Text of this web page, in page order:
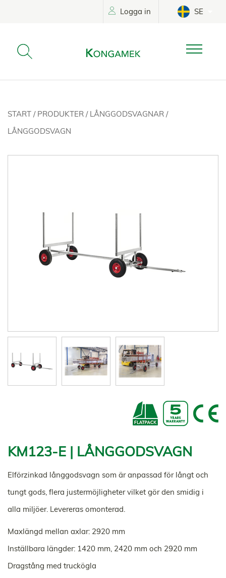
Logga in SE
START / PRODUKTER / LÅNGGODSVAGNAR /
LÅNGGODSVAGN
KM123-E | LÅNGGODSVAGN
Elförzinkad långgodsvagn som är anpassad för långt och
tungt gods, flera justermöjligheter vilket gör den smidig i
alla miljöer. Levereras omonterad.
Maxlängd mellan axlar: 2920 mm
Inställbara längder: 1420 mm, 2420 mm och 2920 mm
Dragstång med truckögla